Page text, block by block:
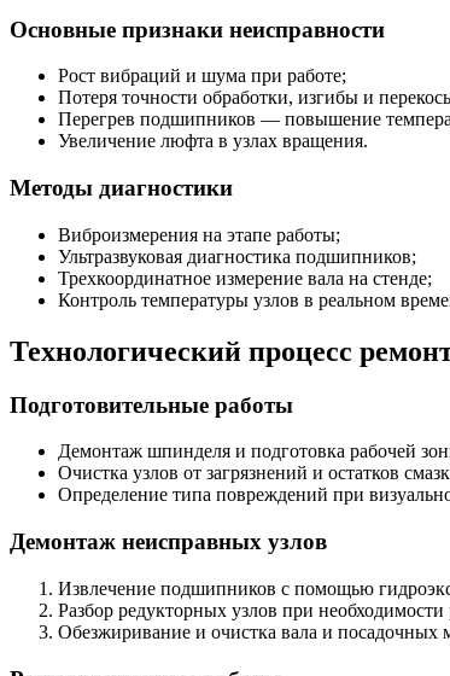
Основные признаки неисправности
Рост вибраций и шума при работе;
Потеря точности обработки, изгибы и
Перегрев подшипников — повышение
Увеличение люфта в узлах вращения.
Методы диагностики
Виброизмерения на этапе работы;
Ультразвуковая диагностика подшипников;
Трехкоординатное измерение вала на стенде;
Контроль температуры узлов в реальном
Технологический процесс
Подготовительные работы
Демонтаж шпинделя и подготовка рабочей
Очистка узлов от загрязнений и остатков
Определение типа повреждений при
Демонтаж неисправных узлов
Извлечение подшипников с помощью
Разбор редукторных узлов при
Обезжиривание и очистка вала и посадочных